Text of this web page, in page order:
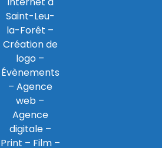
Saint-Leu-
la-Forêt –
Création de
logo –
Évènements
– Agence
web –
Agence
digitale–
Print – Film –